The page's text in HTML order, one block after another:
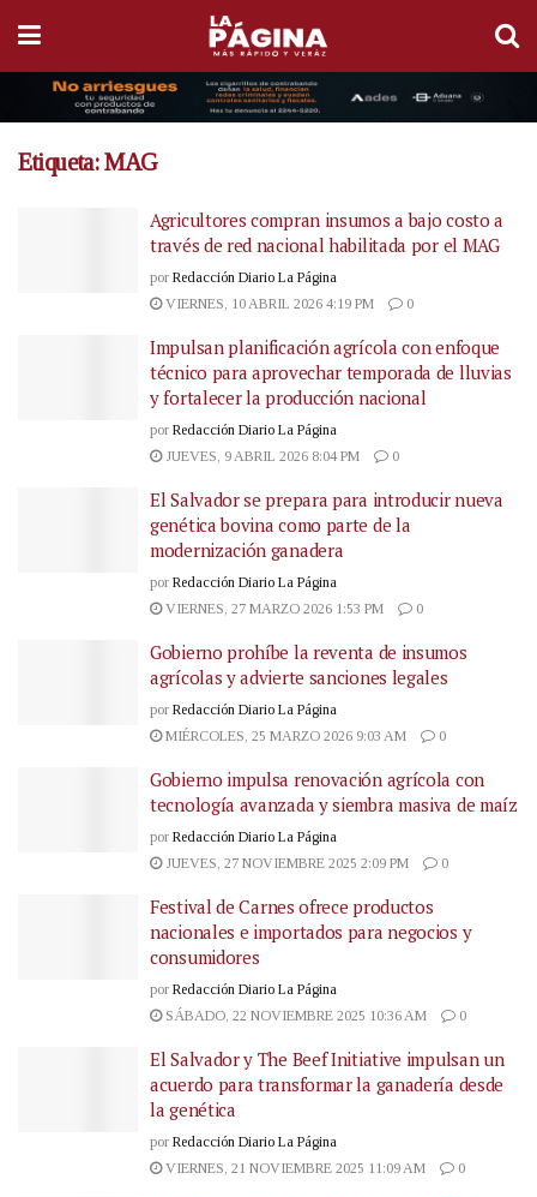
Etiqueta:MAG
Agricultores compran insumos a bajo costo a
través de red nacional habilitada por el MAG
por Redacción Diario La Página
VIERNES, 10 ABRIL 2026 4:19 PM
0
Impulsan planificación agrícola con enfoque
técnico para aprovechar temporada de lluvias
y fortalecer la producción nacional
por Redacción Diario La Página
JUEVES, 9 ABRIL 2026 8:04 PM
0
El Salvador se prepara para introducir nueva
genética bovina como parte de la
modernización ganadera
por Redacción Diario La Página
VIERNES, 27 MARZO 2026 1:53 PM
0
Gobierno prohíbe la reventa de insumos
agrícolas y advierte sanciones legales
por Redacción Diario La Página
MIÉRCOLES, 25 MARZO 2026 9:03 AM
0
Gobierno impulsa renovación agrícola con
tecnología avanzada y siembra masiva de maíz
por Redacción Diario La Página
JUEVES, 27 NOVIEMBRE 2025 2:09 PM
0
Festival de Carnes ofrece productos
nacionales e importados para negocios y
consumidores
por Redacción Diario La Página
SÁBADO, 22 NOVIEMBRE 2025 10:36 AM
0
El Salvador y The Beef Initiative impulsan un
acuerdo para transformar la ganadería desde
la genética
por Redacción Diario La Página
VIERNES, 21 NOVIEMBRE 2025 11:09 AM
0